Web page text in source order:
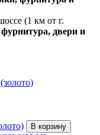
(1 км от г.
двери и
В корзину